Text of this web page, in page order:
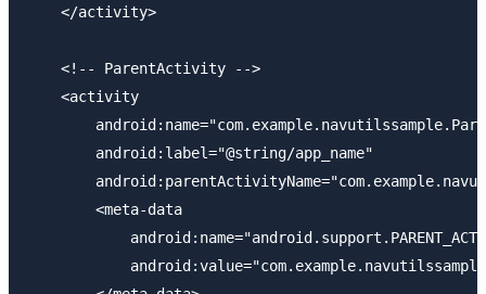
    </activity>
    <!-- ParentActivity -->
    <activity
        android:label="@string/app_name"
        <meta-data